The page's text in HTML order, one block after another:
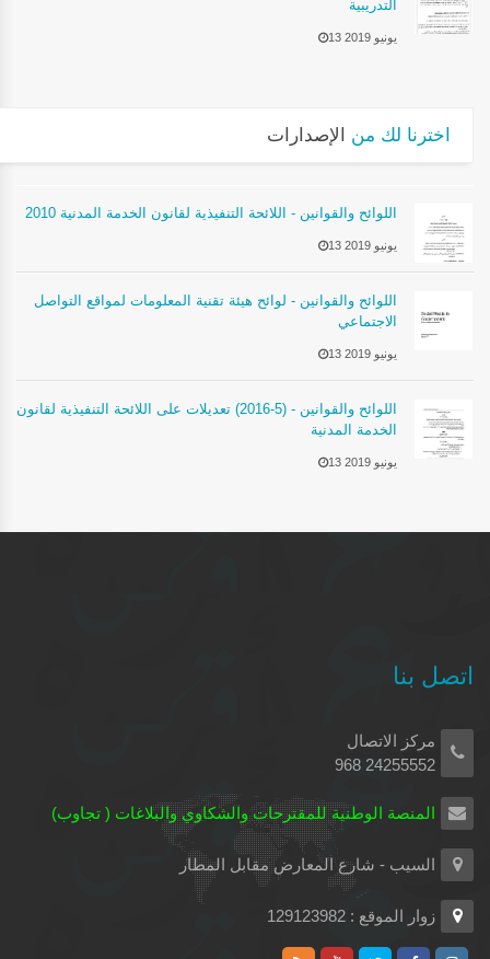
التدريبية
13 يونيو 2019
اخترنا لك من الإصدارات
اللوائح والقوانين - اللائحة التنفيذية لقانون الخدمة المدنية 2010
13 يونيو 2019
اللوائح والقوانين - لوائح هيئة تقنية المعلومات لمواقع التواصل
الاجتماعي
13 يونيو 2019
اللوائح والقوانين - (5-2016) تعديلات على اللائحة التنفيذية لقانون
الخدمة المدنية
13 يونيو 2019
اتصل بنا
مركز الاتصال
24255552 968
المنصة الوطنية للمقترحات والشكاوي والبلاغات ( تجاوب)
السيب - شارع المعارض مقابل المطار
زوار الموقع : 129123982